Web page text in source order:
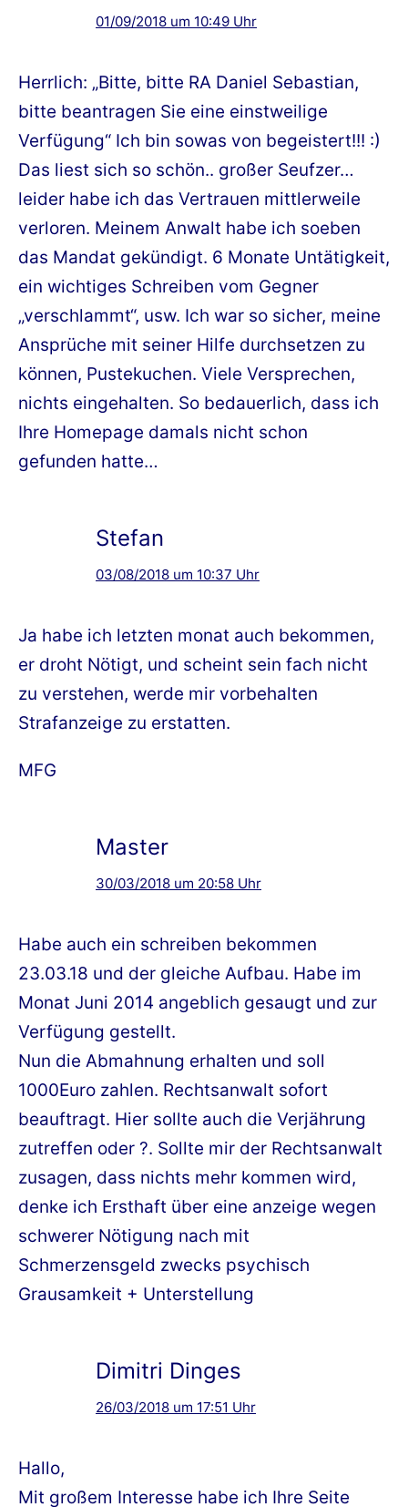
01/09/2018 um 10:49 Uhr
Herrlich: „Bitte, bitte RA Daniel Sebastian,
bitte beantragen Sie eine einstweilige
Verfügung“ Ich bin sowas von begeistert!!! :)
Das liest sich so schön.. großer Seufzer…
leider habe ich das Vertrauen mittlerweile
verloren. Meinem Anwalt habe ich soeben
das Mandat gekündigt. 6 Monate Untätigkeit,
ein wichtiges Schreiben vom Gegner
„verschlammt“, usw. Ich war so sicher, meine
Ansprüche mit seiner Hilfe durchsetzen zu
können, Pustekuchen. Viele Versprechen,
nichts eingehalten. So bedauerlich, dass ich
Ihre Homepage damals nicht schon
gefunden hatte…
Stefan
03/08/2018 um 10:37 Uhr
Ja habe ich letzten monat auch bekommen,
er droht Nötigt, und scheint sein fach nicht
zu verstehen, werde mir vorbehalten
Strafanzeige zu erstatten.
MFG
Master
30/03/2018 um 20:58 Uhr
Habe auch ein schreiben bekommen
23.03.18 und der gleiche Aufbau. Habe im
Monat Juni 2014 angeblich gesaugt und zur
Verfügung gestellt.
Nun die Abmahnung erhalten und soll
1000Euro zahlen. Rechtsanwalt sofort
beauftragt. Hier sollte auch die Verjährung
zutreffen oder ?. Sollte mir der Rechtsanwalt
zusagen, dass nichts mehr kommen wird,
denke ich Ersthaft über eine anzeige wegen
schwerer Nötigung nach mit
Schmerzensgeld zwecks psychisch
Grausamkeit + Unterstellung
Dimitri Dinges
26/03/2018 um 17:51 Uhr
Hallo,
Mit großem Interesse habe ich Ihre Seite